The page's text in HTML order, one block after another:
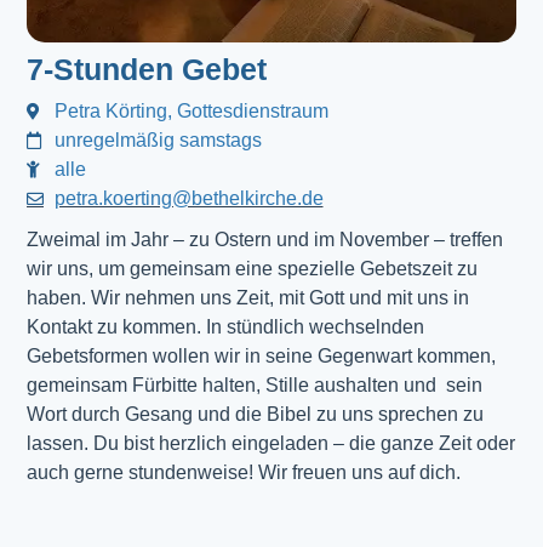
7-Stunden Gebet
Petra Körting, Gottesdienstraum
unregelmäßig samstags
alle
petra.koerting@bethelkirche.de
Zweimal im Jahr – zu Ostern und im November – treffen
wir uns, um gemeinsam eine spezielle Gebetszeit zu
haben. Wir nehmen uns Zeit, mit Gott und mit uns in
Kontakt zu kommen. In stündlich wechselnden
Gebetsformen wollen wir in seine Gegenwart kommen,
gemeinsam Fürbitte halten, Stille aushalten und sein
Wort durch Gesang und die Bibel zu uns sprechen zu
lassen. Du bist herzlich eingeladen – die ganze Zeit oder
auch gerne stundenweise! Wir freuen uns auf dich.